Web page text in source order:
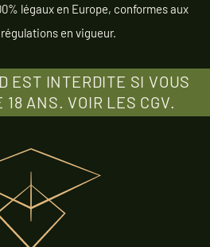
légaux en Europe, conformes aux
en vigueur.
EST INTERDITE SI VOUS
18 ANS. VOIR LES CGV.